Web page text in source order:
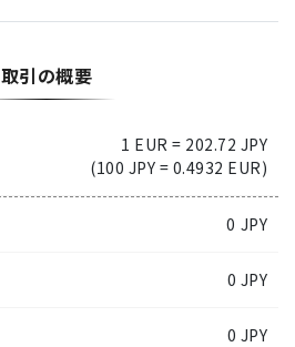
取引の概要
1 EUR = 202.72 JPY
(100 JPY = 0.4932 EUR)
0 JPY
0 JPY
0 JPY